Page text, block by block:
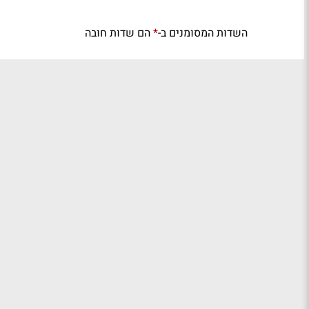
השדות המסומנים ב-*הם שדות חובה